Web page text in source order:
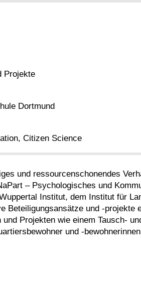
Projekte
Dortmund
Citizen Science
und ressourcenschonendes
– Psychologisches und
Institut, dem Institut für
Beteiligungsansätze und -
Projekten wie einem Tausch-
und -